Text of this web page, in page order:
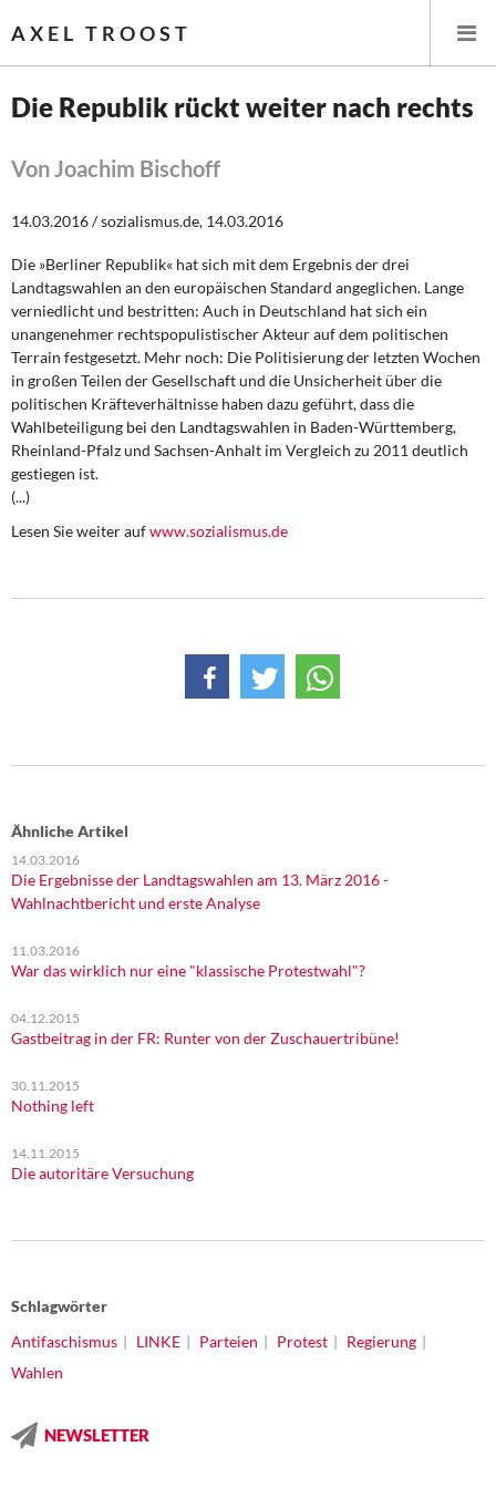
AXEL TROOST
Leitlinien linker Wirtschafts- und Finanzpolitik
Wirtschaftspolitik
Steuer- und Finanzpolitik
Öffentliche Infrastruktur und Daseinsvorsorge
Eurokrise und Griechenland
Institut Solidarische Moderne
Kontakt
Die Republik rückt weiter nach rechts
Von Joachim Bischoff
14.03.2016 / sozialismus.de, 14.03.2016
Die »Berliner Republik« hat sich mit dem Ergebnis der drei
Landtagswahlen an den europäischen Standard angeglichen. Lange
verniedlicht und bestritten: Auch in Deutschland hat sich ein
unangenehmer rechtspopulistischer Akteur auf dem politischen
Terrain festgesetzt. Mehr noch: Die Politisierung der letzten Wochen
in großen Teilen der Gesellschaft und die Unsicherheit über die
politischen Kräfteverhältnisse haben dazu geführt, dass die
Wahlbeteiligung bei den Landtagswahlen in Baden-Württemberg,
Rheinland-Pfalz und Sachsen-Anhalt im Vergleich zu 2011 deutlich
gestiegen ist.
(...)
Lesen Sie weiter aufwww.sozialismus.de
Ähnliche Artikel
14.03.2016
Die Ergebnisse der Landtagswahlen am 13. März 2016 -
Wahlnachtbericht und erste Analyse
11.03.2016
War das wirklich nur eine "klassische Protestwahl"?
04.12.2015
Gastbeitrag in der FR: Runter von der Zuschauertribüne!
30.11.2015
Nothing left
14.11.2015
Die autoritäre Versuchung
Schlagwörter
Antifaschismus
LINKE Parteien Protest
Regierung
Wahlen
NEWSLETTER